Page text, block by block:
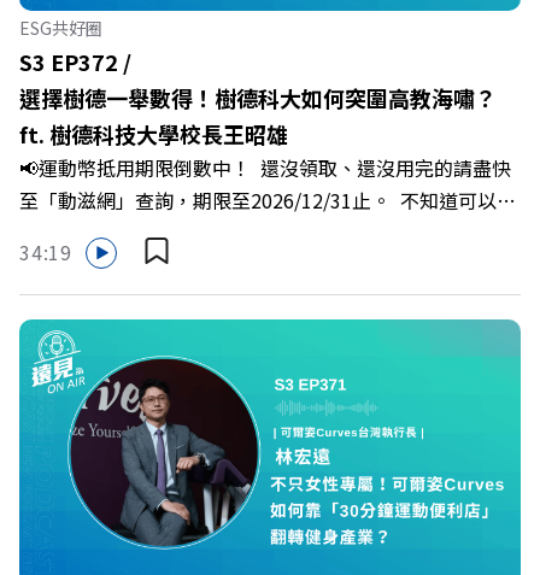
代，也能幫自己打造不被成敗輕易定義的強韌自我。 🔺 職
場衝突與霸凌從何而來？🔺 如何用「冰山對話」看穿主管
焦慮，將對立化為合作？🔺 怎麼做到「好奇少一點、批判
少一點」？🔺 面對AI時代的職涯焦慮，如何把自我價值打
分權拿回手裡？ +++++📓《透視職場冰山》新書介紹
>>>https://bookzone.cwgv.com.tw/book/BWL108🎂歡
慶遠見40歲生日！手速搶下破天荒的獨家優惠
>>>https://gvmkt.pse.is/9e5pbz✨關注《遠見》更多的社
群：LINE：https://reurl.cc/A4ELQpIG：
Powered by Firstory Hosting
ESG共好圈
S3 EP372 /
選擇樹德一舉數得！樹德科大如何突圍高教海嘯？
ft. 樹德科技大學校長王昭雄
📢運動幣抵用期限倒數中！ 還沒領取、還沒用完的請盡快
至「動滋網」查詢，期限至2026/12/31止。 不知道可以在
哪裡使用嗎？ 上「動滋網」【合作店家】專區，全台五千
多家合作業者任你選，馬上來找適用地點！ ➡️
https://fstry.pse.is/9epct2 —— 以上為 FMTaiwan 與
Firstory Podcast 廣告 —— 在少子化浪潮、私校面臨退場
海嘯的嚴峻考驗下，南台灣的技職學校該如何轉型突圍？
本集《遠見ON AIR》邀請到樹德科技大學校長王昭雄，帶
你解析樹德科大如何打造出兼顧學校永續發展與地方創生的
技職教育新典範！ 🔺如何從「傳統私校」轉型為「產學無
縫接軌者」？ 🔺AI如何深度賦能設計與人文學科學群？ 🔺
首創「菲律賓半導體專班」！驚豔科技界的國際精準育才
🔺一舉拿下4大USR專案！深耕地方的溫暖社會責任平台 主
34:19